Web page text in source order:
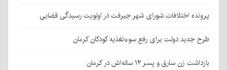
پرونده اختلافات شورای شهر جیرفت در اولویت رسیدگی قضایی
طرح جدید دولت برای رفع سوءتغذیه کودکان کرمان
بازداشت زن سارق و پسر ۱۲ ساله‌اش در کرمان